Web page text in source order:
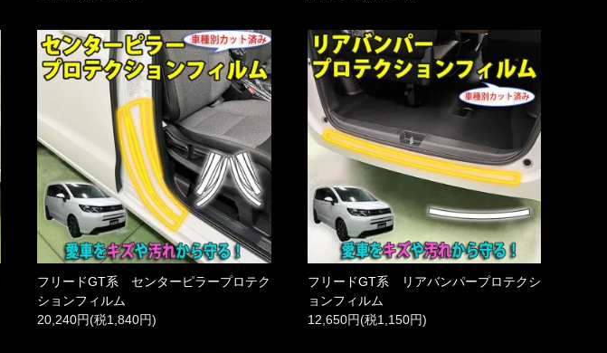
フリードGT系 センターピラープロテク
ションフィルム
20,240円(税1,840円)
フリードGT系 リアバンパープロテクシ
ョンフィルム
12,650円(税1,150円)